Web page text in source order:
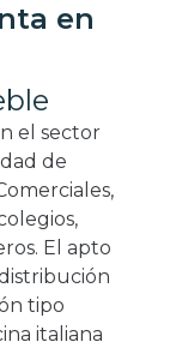
en
el sector
de
El apto
tipo
italiana